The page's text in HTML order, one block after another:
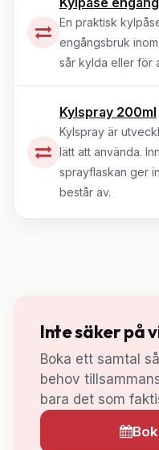
En praktisk
engångsbruk
sår kylda eller för
Kylspray 200ml
Kylspray är
lätt att använda.
sprayflaskan ger
består av.
Inte säker på
Boka ett samtal
behov
bara det som